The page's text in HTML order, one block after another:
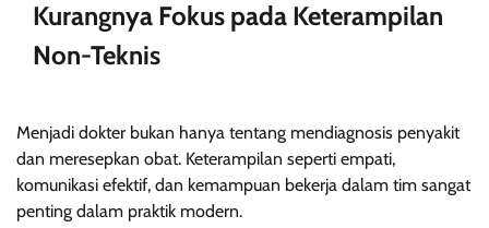
Kurangnya Fokus pada Keterampilan
Non-Teknis
Menjadi dokter bukan hanya tentang mendiagnosis penyakit
dan meresepkan obat. Keterampilan seperti empati,
komunikasi efektif, dan kemampuan bekerja dalam tim sangat
penting dalam praktik modern.